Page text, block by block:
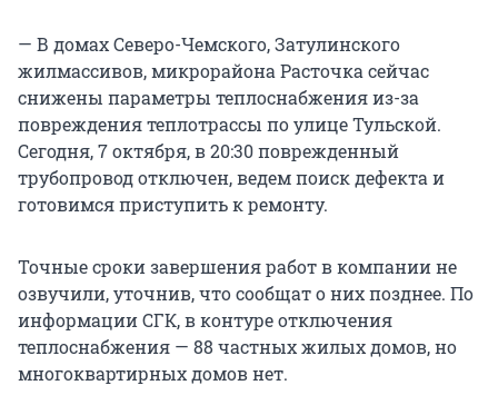
— В домах Северо-Чемского, Затулинского
жилмассивов, микрорайона Расточка сейчас
снижены параметры теплоснабжения из-за
повреждения теплотрассы по улице Тульской.
Сегодня, 7 октября, в 20:30 поврежденный
трубопровод отключен, ведем поиск дефекта и
готовимся приступить к ремонту.
Точные сроки завершения работ в компании не
озвучили, уточнив, что сообщат о них позднее. По
информации СГК, в контуре отключения
теплоснабжения — 88 частных жилых домов, но
многоквартирных домов нет.